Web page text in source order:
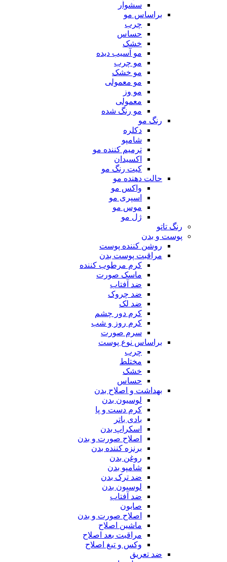
سشوار
براساس مو
چرب
حساس
خشک
مو آسیب دیده
مو چرب
مو خشک
مو معمولی
مو وز
معمولی
مو رنگ شده
رنگ مو
دکلره
شامپو
ترمیم کننده مو
اکسیدان
کیت رنگ مو
حالت دهنده مو
واکس مو
اسپری مو
موس مو
ژل مو
رنگ تاتو
پوست و بدن
روشن کننده پوست
مراقبت پوست بدن
کرم مرطوب کننده
ماسک صورت
ضد آفتاب
ضد چروک
ضد لک
کرم دور چشم
کرم روز و شب
سرم صورت
براساس نوع پوست
چرب
مختلط
خشک
حساس
بهداشت و اصلاح بدن
لوسیون بدن
کرم دست و پا
بادی باتر
اسکراپ بدن
اصلاح صورت و بدن
برنزه کننده بدن
روغن بدن
شامپو بدن
ضد ترک بدن
لوسیون بدن
ضد آفتاب
صابون
اصلاح صورت و بدن
ماشین اصلاح
مراقبت بعد اصلاح
وکس و تیغ اصلاح
ضد تعریق